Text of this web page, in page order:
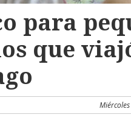
para
que